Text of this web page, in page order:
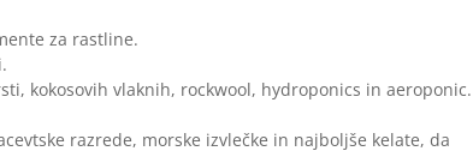
za rastline.
kokosovih vlaknih, rockwool, hydroponics in aeroponic.
razrede, morske izvlečke in najboljše kelate, da